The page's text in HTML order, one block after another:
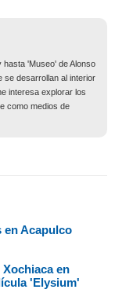
hasta 'Museo' de Alonso
se desarrollan al interior
interesa explorar los
como medios de
en Acapulco
en
'Elysium'